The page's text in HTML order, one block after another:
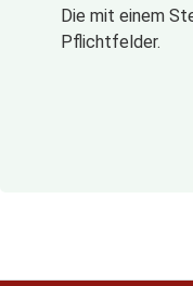
Die mit einem
Pflichtfelder.